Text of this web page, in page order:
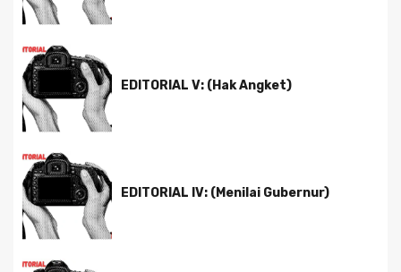
EDITORIAL V: (Hak Angket)
EDITORIAL IV: (Menilai Gubernur)